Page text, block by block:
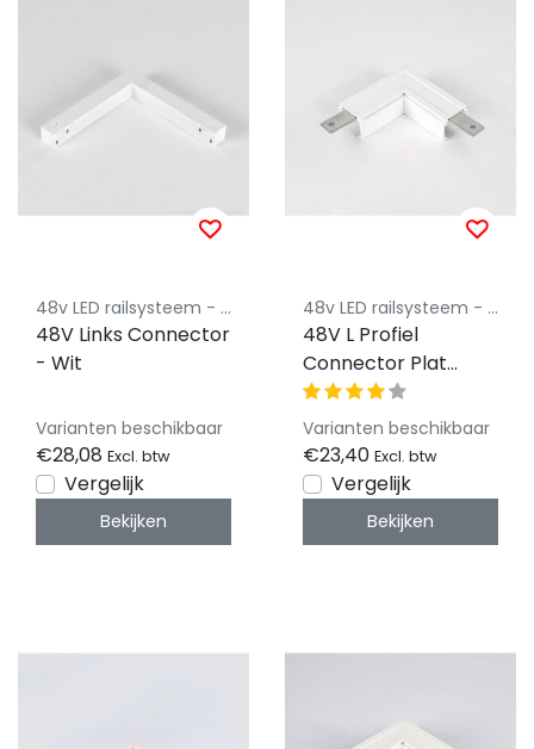
48v LED railsysteem - Powergear
48V Links Connector
- Wit
Varianten beschikbaar
€28,08 Excl. btw
Vergelijk
Bekijken
48v LED railsysteem - Powergear
48V L Profiel
Connector Plat
Rechts - Wit
Varianten beschikbaar
€23,40 Excl. btw
Vergelijk
Bekijken